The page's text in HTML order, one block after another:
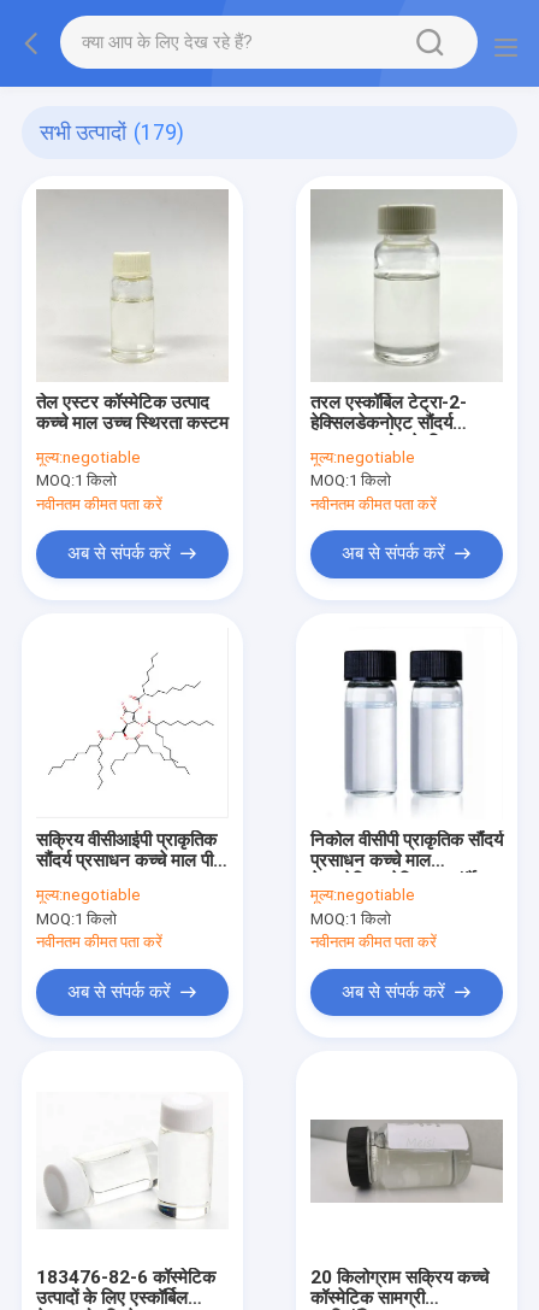
सभी उत्पादों (179)
तेल एस्टर कॉस्मेटिक उत्पाद
कच्चे माल उच्च स्थिरता कस्टम
मूल्य:negotiable
MOQ:1 किलो
नवीनतम कीमत पता करें
अब से संपर्क करें
तरल एस्कॉर्बिल टेट्रा-2-
हेक्सिलडेकनोएट सौंदर्य
माल
मूल्य:negotiable
MOQ:1 किलो
नवीनतम कीमत पता करें
अब से संपर्क करें
सक्रिय वीसीआईपी प्राकृतिक
सौंदर्य प्रसाधन कच्चे माल पीला
मूल्य:negotiable
MOQ:1 किलो
नवीनतम कीमत पता करें
अब से संपर्क करें
निकोल वीसीपी प्राकृतिक सौंदर्य
प्रसाधन कच्चे माल
तरल
मूल्य:negotiable
MOQ:1 किलो
नवीनतम कीमत पता करें
अब से संपर्क करें
183476-82-6 कॉस्मेटिक
उत्पादों के लिए एस्कॉर्बिल
20 किलोग्राम सक्रिय कच्चे
कॉस्मेटिक सामग्री